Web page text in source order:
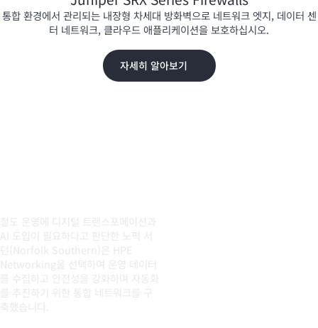
통합 환경에서 관리되는 내장형 차세대 방화벽으로 네트워크 엣지, 데이터 센
터 네트워크, 클라우드 애플리케이션을 보호하십시오.
자세히 알아보기
철도 운영에 디지털 트랜스포메이션과
AI 도입이 필요하다고 판단한 노퍽 서
던(Norfolk Southern)은 HPE
Networking을 선택하여 운영 데이터
를 수집하고 안전성을 강화하며 자동화
를 추진하기 위한 통합 네트워크를 구
축했습니다.